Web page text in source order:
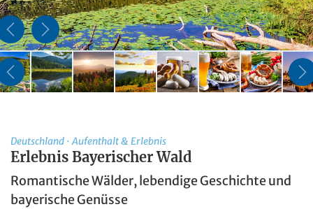
Deutschland ·Aufenthalt & Erlebnis
Erlebnis Bayerischer Wald
Romantische Wälder, lebendige Geschichte und
bayerische Genüsse